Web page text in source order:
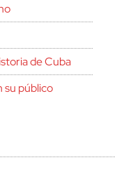
de Cuba
su público